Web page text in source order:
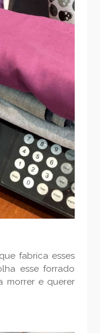
fabrica esses
esse forrado
morrer e querer